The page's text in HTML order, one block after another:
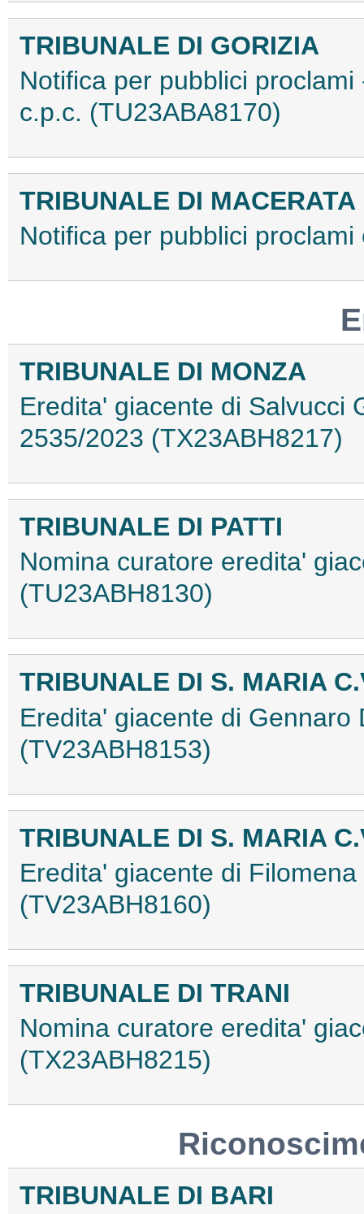
TRIBUNALE DI GORIZIA
Notifica per pubblici
c.p.c. (TU23ABA8170)
TRIBUNALE DI MACERATA
Notifica per pubblici
TRIBUNALE DI MONZA
Eredita' giacente di Salvucci
2535/2023 (TX23ABH8217)
TRIBUNALE DI PATTI
Nomina curatore eredita'
(TU23ABH8130)
TRIBUNALE DI S. MARIA
Eredita' giacente di
(TV23ABH8153)
TRIBUNALE DI S. MARIA
Eredita' giacente di
(TV23ABH8160)
TRIBUNALE DI TRANI
Nomina curatore eredita'
(TX23ABH8215)
TRIBUNALE DI BARI